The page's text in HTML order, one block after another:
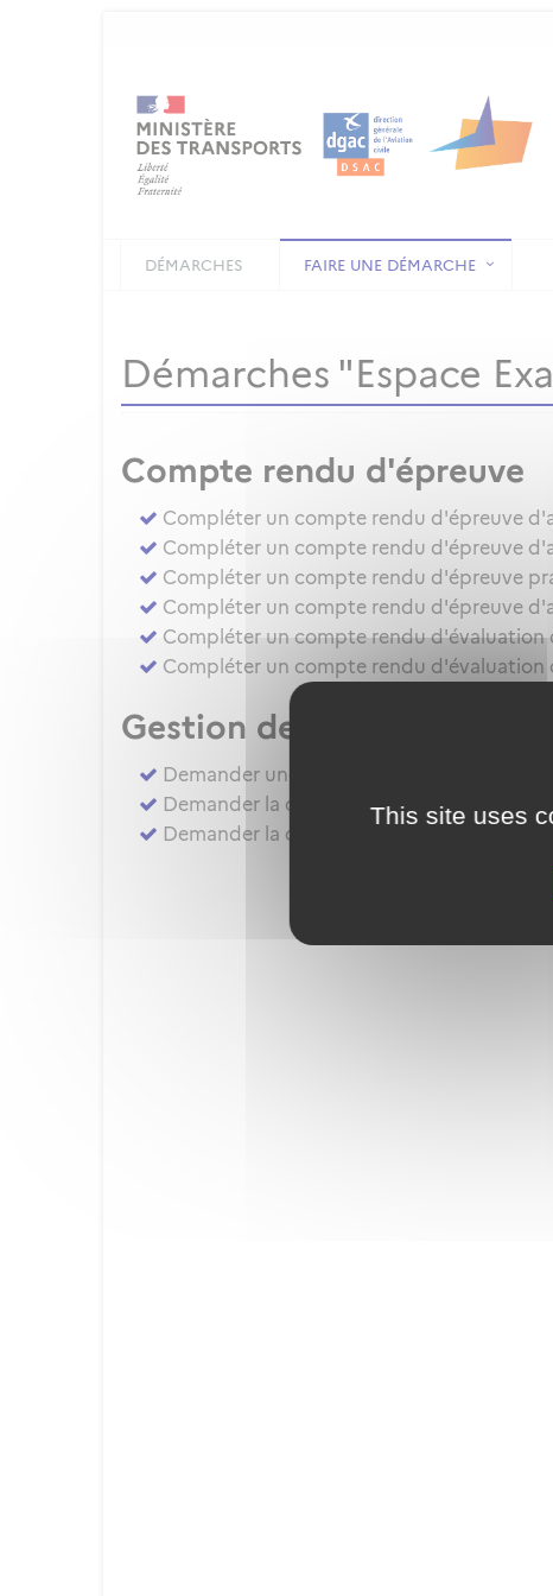
This site uses
DÉMARCHES FAIRE UNE DÉMARCHE
Démarches "Espace
Compte rendu d'épreuve
Compléter un compte rendu d'épreuve
Compléter un compte rendu d'épreuve
Compléter un compte rendu d'épreuve
Compléter un compte rendu d'épreuve
Compléter un compte rendu
Compléter un compte rendu
Gestion des autorisations
Demander une évaluation de compétence
Demander la délivrance, la prorogation,
Demander la délivrance, la prorogation